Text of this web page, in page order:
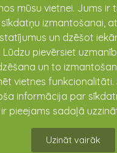
mūsu vietnei. Jums ir
izmantošanai,
un dzēšot
Lūdzu pievērsiet
un to
vietnes funkcionalitāti.
informācija par
pieejams sadaļā
Uzināt vairāk
saņemt
krīzes